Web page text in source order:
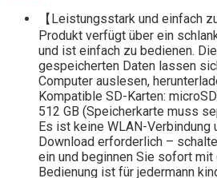
【Leistungsstark und einfach
Produkt verfügt über ein
und ist einfach zu bedienen.
gespeicherten Daten lassen
Computer auslesen,
Kompatible SD-Karten:
512 GB (Speicherkarte muss
Es ist keine WLAN-Verbindung
Download erforderlich –
ein und beginnen Sie sofort mit
Bedienung ist für jedermann